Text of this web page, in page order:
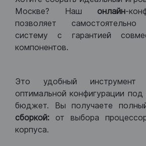
Москве? Нашонлайн-
позволяет самостоятельно
систему с гарантией
компонентов.
Это удобный
оптимальной конфигурации
бюджет. Вы получаете
сборкой: от выбора
корпуса.